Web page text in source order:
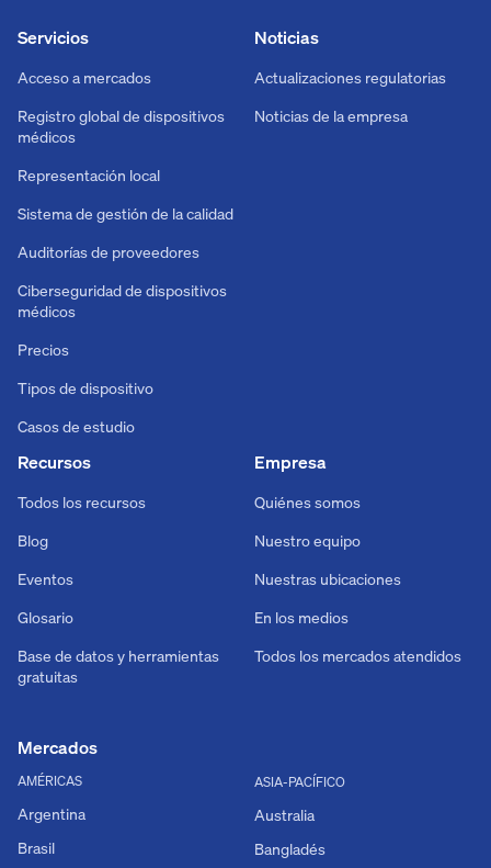
Noticias
Actualizaciones regulatorias
Noticias de la empresa
Servicios
Acceso a mercados
Registro global de dispositivos
médicos
Representación local
Sistema de gestión de la calidad
Auditorías de proveedores
Ciberseguridad de dispositivos
médicos
Precios
Tipos de dispositivo
Casos de estudio
Recursos
Todos los recursos
Blog
Eventos
Glosario
Base de datos y herramientas
gratuitas
Empresa
Quiénes somos
Nuestro equipo
Nuestras ubicaciones
En los medios
Todos los mercados atendidos
Mercados
AMÉRICAS
Argentina
Brasil
ASIA-PACÍFICO
Australia
Bangladés